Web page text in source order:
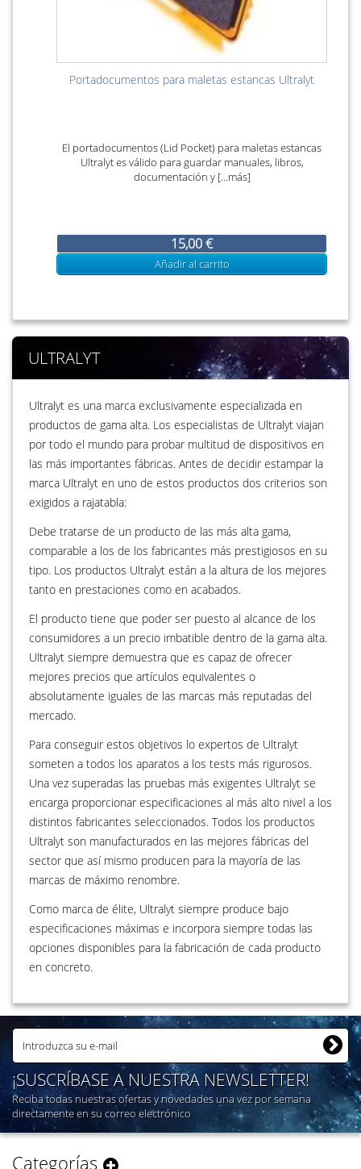
Portadocumentos para maletas estancas Ultralyt
El portadocumentos (Lid Pocket) para maletas estancas
Ultralyt es válido para guardar manuales, libros,
documentación y [...más]
15,00 €
Añadir al carrito
ULTRALYT
Ultralyt es una marca exclusivamente especializada en
productos de gama alta. Los especialistas de Ultralyt viajan
por todo el mundo para probar multitud de dispositivos en
las más importantes fábricas. Antes de decidir estampar la
marca Ultralyt en uno de estos productos dos criterios son
exigidos a rajatabla:
Debe tratarse de un producto de las más alta gama,
comparable a los de los fabricantes más prestigiosos en su
tipo. Los productos Ultralyt están a la altura de los mejores
tanto en prestaciones como en acabados.
El producto tiene que poder ser puesto al alcance de los
consumidores a un precio imbatible dentro de la gama alta.
Ultralyt siempre demuestra que es capaz de ofrecer
mejores precios que artículos equivalentes o
absolutamente iguales de las marcas más reputadas del
mercado.
Para conseguir estos objetivos lo expertos de Ultralyt
someten a todos los aparatos a los tests más rigurosos.
Una vez superadas las pruebas más exigentes Ultralyt se
encarga proporcionar especificaciones al más alto nivel a los
distintos fabricantes seleccionados. Todos los productos
Ultralyt son manufacturados en las mejores fábricas del
sector que así mismo producen para la mayoría de las
marcas de máximo renombre.
Como marca de élite, Ultralyt siempre produce bajo
especificaciones máximas e incorpora siempre todas las
opciones disponibles para la fabricación de cada producto
en concreto.
¡SUSCRÍBASE A NUESTRA NEWSLETTER!
Reciba todas nuestras ofertas y novedades una vez por semana
directamente en su correo electrónico
Categorías